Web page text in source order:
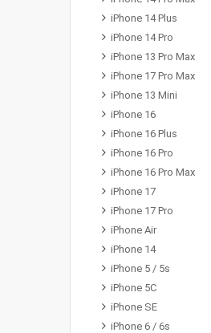
iPhone 14 Plus
iPhone 14 Pro
iPhone 13 Pro Max
iPhone 17 Pro Max
iPhone 13 Mini
iPhone 16
iPhone 16 Plus
iPhone 16 Pro
iPhone 16 Pro Max
iPhone 17
iPhone 17 Pro
iPhone Air
iPhone 14
iPhone 5 / 5s
iPhone 5C
iPhone SE
iPhone 6 / 6s